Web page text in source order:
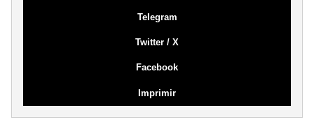
Telegram
Twitter / X
Facebook
Imprimir